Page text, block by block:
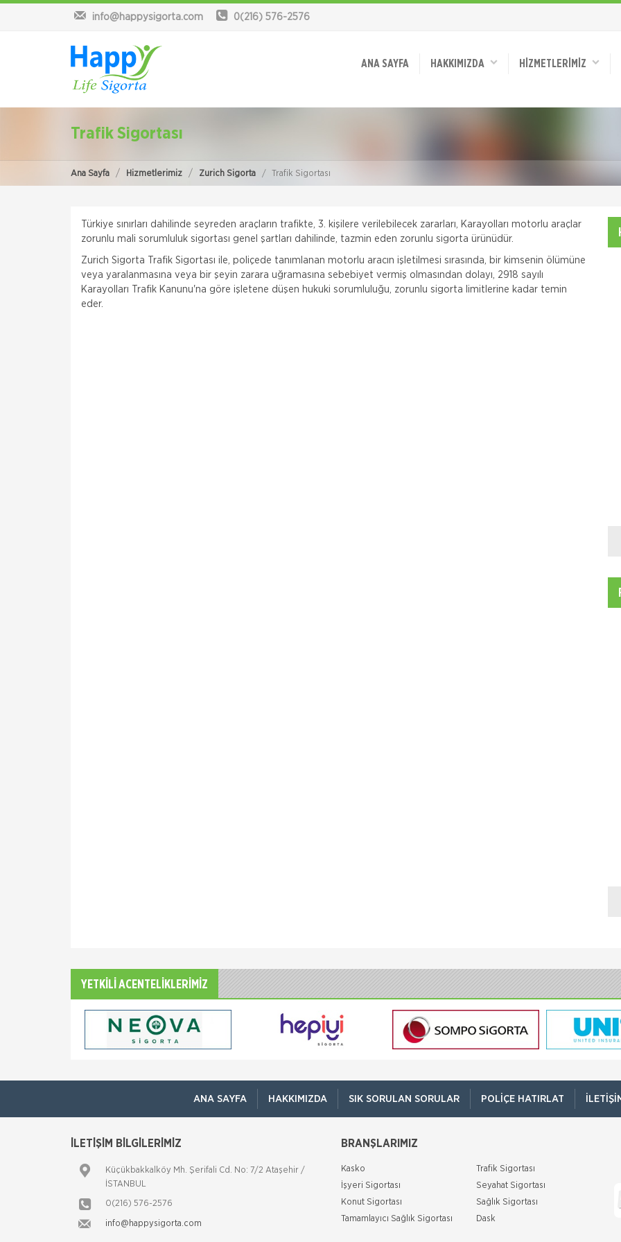
info@happysigorta.com 0(216) 576-2576
ANA SAYFA HAKKIMIZDA HİZMETLERİMİZ
Trafik Sigortası
Ana Sayfa Hizmetlerimiz Zurich Sigorta Trafik Sigortası
Türkiye sınırları dahilinde seyreden araçların trafikte, 3. kişilere verilebilecek zararları, Karayolları motorlu araçlar
zorunlu mali sorumluluk sigortası genel şartları dahilinde, tazmin eden zorunlu sigorta ürünüdür.
Zurich Sigorta Trafik Sigortası ile, poliçede tanımlanan motorlu aracın işletilmesi sırasında, bir kimsenin ölümüne
veya yaralanmasına veya bir şeyin zarara uğramasına sebebiyet vermiş olmasından dolayı, 2918 sayılı
Karayolları Trafik Kanunu'na göre işletene düşen hukuki sorumluluğu, zorunlu sigorta limitlerine kadar temin
eder.
YETKİLİ ACENTELİKLERİMİZ
ANA SAYFA HAKKIMIZDA SIK SORULAN SORULAR POLIÇE HATIRLAT
İLETİŞİM BİLGİLERİMİZ
Küçükbakkalköy Mh. Şerifali Cd. No: 7/2 Ataşehir /
İSTANBUL
0(216) 576-2576
info@happysigorta.com
BRANŞLARIMIZ
Kasko
Trafik Sigortası
İşyeri Sigortası
Seyahat Sigortası
Konut Sigortası
Sağlık Sigortası
Tamamlayıcı Sağlık Sigortası
Dask